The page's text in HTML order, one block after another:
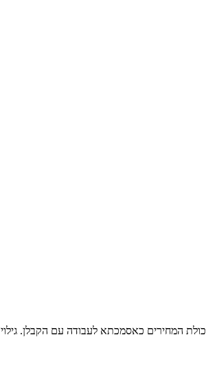
המחירים כאסמכתא לעבודה עם הקבלן.